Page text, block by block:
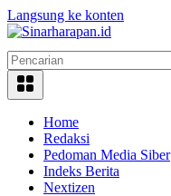
Langsung ke konten
Home
Redaksi
Pedoman Media Siber
Indeks Berita
Nextizen